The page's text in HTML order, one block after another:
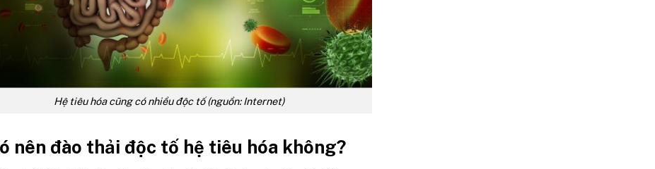
Hệ tiêu hóa cũng có nhiều độc tố (nguồn: Internet)
nên đào thải độc tố hệ tiêu hóa không?